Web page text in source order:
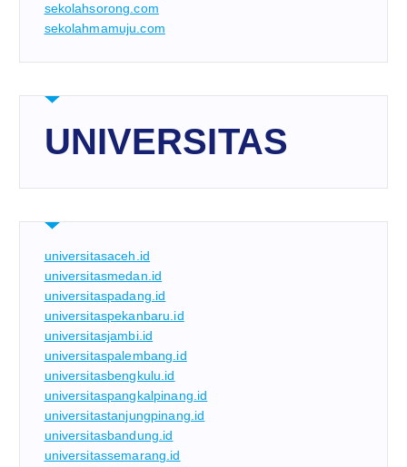
sekolahsorong.com
sekolahmamuju.com
UNIVERSITAS
universitasaceh.id
universitasmedan.id
universitaspadang.id
universitaspekanbaru.id
universitasjambi.id
universitaspalembang.id
universitasbengkulu.id
universitaspangkalpinang.id
universitastanjungpinang.id
universitasbandung.id
universitassemarang.id